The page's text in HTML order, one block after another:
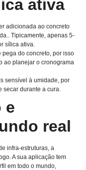
ativa
adicionada ao concreto
Tipicamente, apenas 5-
sílica ativa.
pega do concreto, por isso
ao planejar o cronograma
sensível à umidade, por
secar durante a cura.
e
real
infra-estruturas, a
A sua aplicação tem
em todo o mundo,